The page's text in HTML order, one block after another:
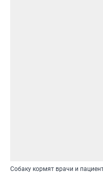
Собаку кормят врачи и